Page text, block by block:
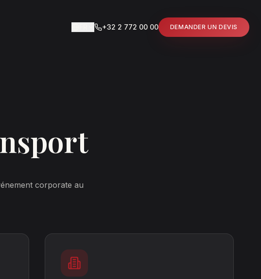
+32 2 772 00 00 DEMANDER UN DEVIS
corporate au